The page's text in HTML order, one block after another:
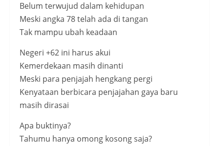
Belum terwujud dalam kehidupan
Meski angka 78 telah ada di tangan
Tak mampu ubah keadaan
Negeri +62 ini harus akui
Kemerdekaan masih dinanti
Meski para penjajah hengkang pergi
Kenyataan berbicara penjajahan gaya baru
masih dirasai
Apa buktinya?
Tahumu hanya omong kosong saja?